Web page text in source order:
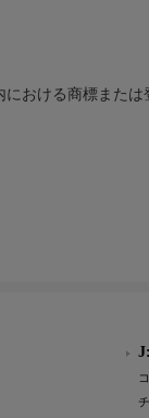
おける商標または